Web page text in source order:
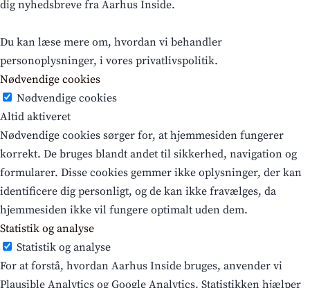
dig nyhedsbreve fra Aarhus Inside.
Du kan læse mere om, hvordan vi behandler
personoplysninger, i vores privatlivspolitik.
Nødvendige cookies
Nødvendige cookies
Altid aktiveret
Nødvendige cookies sørger for, at hjemmesiden fungerer
korrekt. De bruges blandt andet til sikkerhed, navigation og
formularer. Disse cookies gemmer ikke oplysninger, der kan
identificere dig personligt, og de kan ikke fravælges, da
hjemmesiden ikke vil fungere optimalt uden dem.
Statistik og analyse
Statistik og analyse
For at forstå, hvordan Aarhus Inside bruges, anvender vi
Plausible Analytics og Google Analytics. Statistikken hjælper